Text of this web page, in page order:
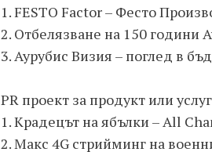
1. FESTO Factor – Фесто
2. Отбелязване на 150 години
3. Аурубис Визия – поглед в
PR проект за продукт или
1. Крадецът на ябълки – All
2. Макс 4G стрийминг на